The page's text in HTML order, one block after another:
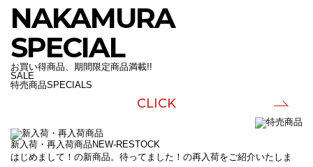
NAKAMURA
SPECIAL
お買い得商品、期間限定商品満載!!
SALE
特売商品SPECIALS
CLICK
新入荷・再入荷商品 NEW-RESTOCK
はじめまして！の新商品。待ってました！の再入荷をご紹介いたしま